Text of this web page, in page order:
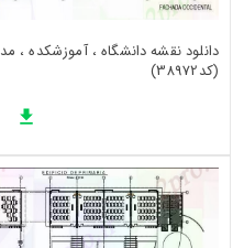
دانلود نقشه دانشگاه ، آموزشکده ،
(کد38972)